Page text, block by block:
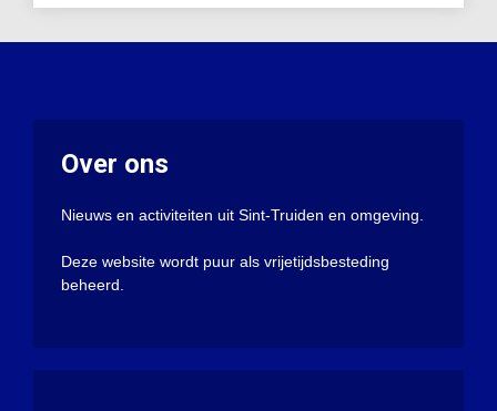
Over ons
Nieuws en activiteiten uit Sint-Truiden en omgeving.
Deze website wordt puur als vrijetijdsbesteding
beheerd.